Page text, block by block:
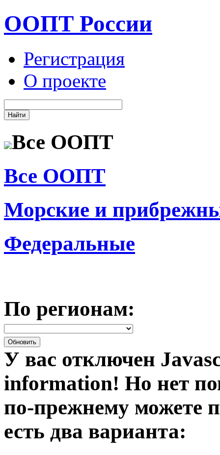
ООПТ России
Регистрация
О проекте
Все ООПТ
Все ООПТ
Морские и
Федеральные
По регионам:
У вас отключен
information! Но нет
по-прежнему можете
есть два варианта: